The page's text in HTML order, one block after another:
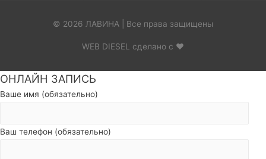
© 2026 ЛАВИНА | Все права защищены
WEB DIESEL сделано с ❤
Пролистать
наверх
ОНЛАЙН ЗАПИСЬ
Ваше имя (обязательно)
Ваш телефон (обязательно)